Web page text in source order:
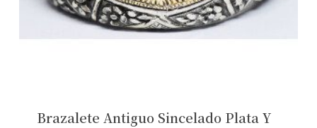
No hay productos en el carrito.
Brazalete Antiguo Sincelado Plata Y